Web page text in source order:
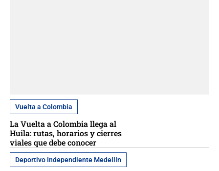
Vuelta a Colombia
La Vuelta a Colombia llega al
Huila: rutas, horarios y cierres
viales que debe conocer
Deportivo Independiente Medellín